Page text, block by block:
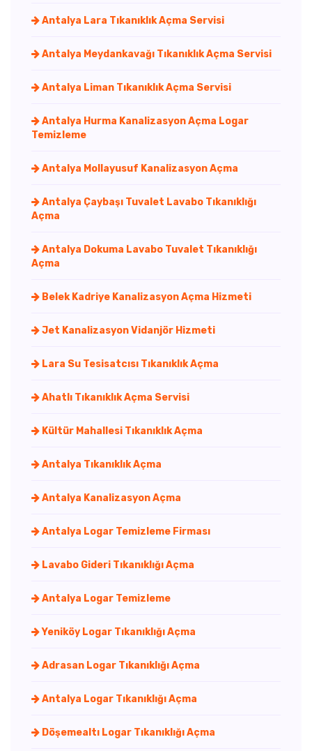
Antalya Lara Tıkanıklık Açma Servisi
Antalya Meydankavağı Tıkanıklık Açma Servisi
Antalya Liman Tıkanıklık Açma Servisi
Antalya Hurma Kanalizasyon Açma Logar
Temizleme
Antalya Mollayusuf Kanalizasyon Açma
Antalya Çaybaşı Tuvalet Lavabo Tıkanıklığı
Açma
Antalya Dokuma Lavabo Tuvalet Tıkanıklığı
Açma
Belek Kadriye Kanalizasyon Açma Hizmeti
Jet Kanalizasyon Vidanjör Hizmeti
Lara Su Tesisatcısı Tıkanıklık Açma
Ahatlı Tıkanıklık Açma Servisi
Kültür Mahallesi Tıkanıklık Açma
Antalya Tıkanıklık Açma
Antalya Kanalizasyon Açma
Antalya Logar Temizleme Firması
Lavabo Gideri Tıkanıklığı Açma
Antalya Logar Temizleme
Yeniköy Logar Tıkanıklığı Açma
Adrasan Logar Tıkanıklığı Açma
Antalya Logar Tıkanıklığı Açma
Döşemealtı Logar Tıkanıklığı Açma